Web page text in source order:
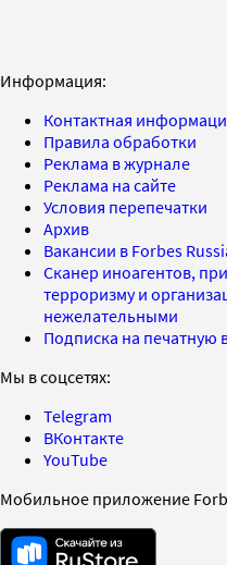
Информация:
Контактная
Правила обработки
Реклама в журнале
Реклама на сайте
Условия перепечатки
Архив
Вакансии в Forbes
Сканер иноагентов,
терроризму и
нежелательными
Подписка на печатную
Мы в соцсетях:
Telegram
ВКонтакте
YouTube
Мобильное приложение